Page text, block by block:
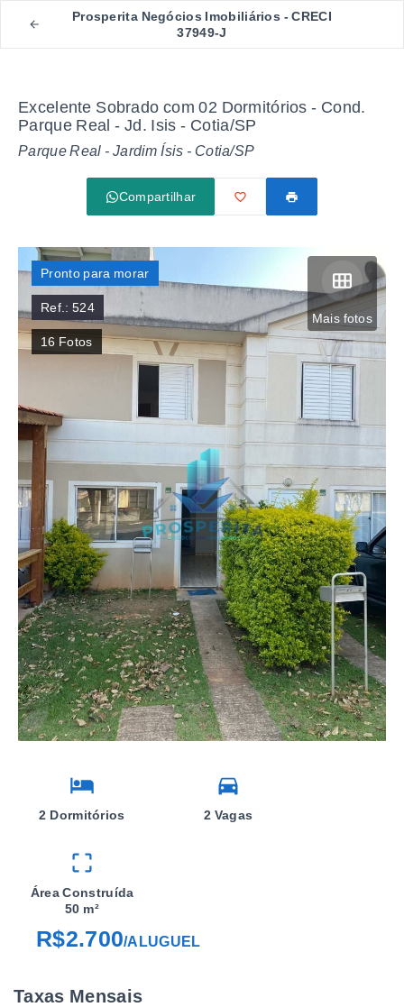
Prosperita Negócios Imobiliários - CRECI
37949-J
Excelente Sobrado com 02 Dormitórios - Cond.
Parque Real - Jd. Isis - Cotia/SP
Parque Real - Jardim Ísis - Cotia/SP
Compartilhar
Mais fotos
Pronto para morar
Ref.:524
16 Fotos
2 Dormitórios 2 Vagas
Área Construída
50 m²
R$2.700/ALUGUEL
Taxas Mensais